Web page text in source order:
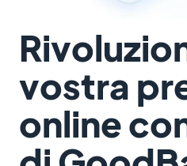
vostra
online